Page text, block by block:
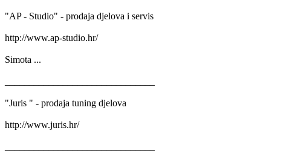
"AP - Studio" - prodaja djelova i servis
http://www.ap-studio.hr/
Simota ...
"Juris " - prodaja tuning djelova
http://www.juris.hr/